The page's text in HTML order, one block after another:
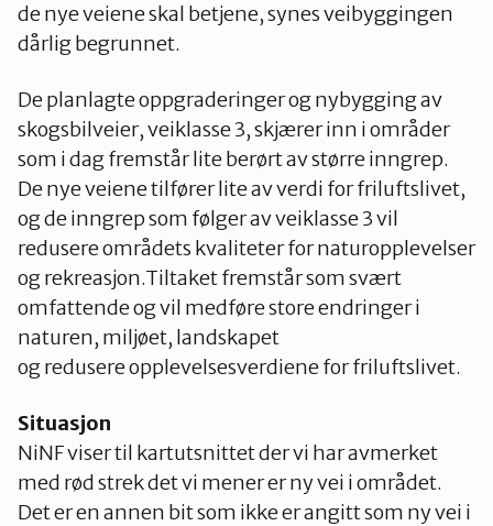
de nye veiene skal betjene, synes veibyggingen
dårlig begrunnet.
De planlagte oppgraderinger og nybygging av
skogsbilveier, veiklasse 3, skjærer inn i områder
som i dag fremstår lite berørt av større inngrep.
De nye veiene tilfører lite av verdi for friluftslivet,
og de inngrep som følger av veiklasse 3 vil
redusere områdets kvaliteter for naturopplevelser
og rekreasjon.Tiltaket fremstår som svært
omfattende og vil medføre store endringer i
naturen, miljøet, landskapet
og redusere opplevelsesverdiene for friluftslivet.
Situasjon
NiNF viser til kartutsnittet der vi har avmerket
med rød strek det vi mener er ny vei i området.
Det er en annen bit som ikke er angitt som ny vei i